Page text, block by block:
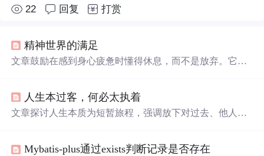
22 回复 打赏
精神世界的满足
文章鼓励在感到身心疲惫时懂得休息，而不是放弃。它强
到每个人都是宇宙 的 孩子。文章还提醒读者，既要接受自
己的不足，也要看到自己的成就，保持积极态度。
人生本过客，何必太执着
文章探讨人生本质为短暂旅程，强调放下对过去、他人及
命认知，属人文哲思范畴，无信息技术相关内容。
Mybatis-plus通过exists判断记录是否存在